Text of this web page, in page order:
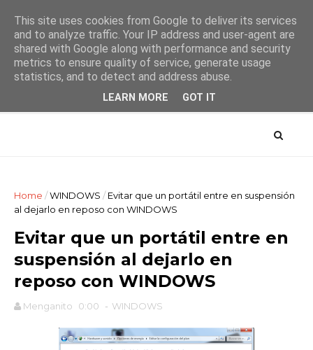
AYTUTO Blog
Home /WINDOWS / Evitar que un portátil entre en suspensión
al dejarlo en reposo con WINDOWS
Evitar que un portátil entre en
suspensión al dejarlo en
reposo con WINDOWS
Menganito 0:00 - WINDOWS
This site uses cookies from Google to deliver its services
and to analyze traffic. Your IP address and user-agent are
shared with Google along with performance and security
metrics to ensure quality of service, generate usage
statistics, and to detect and address abuse.
LEARN MORE GOT IT